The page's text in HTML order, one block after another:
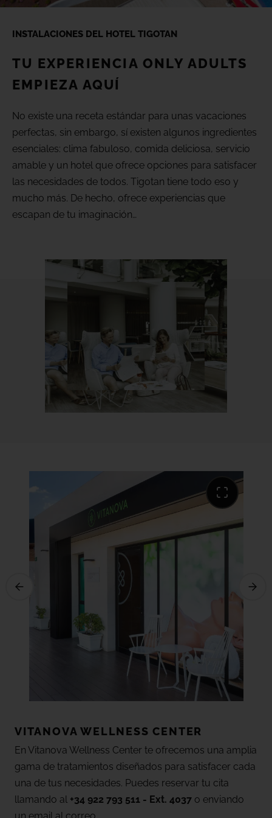
Playa de
Américas,
Tenerife
VER TODOS LOS HOTELES Y
Galería
Ubicación
FAQ
INSTALACIONES DEL HOTEL TIGOTAN
TU EXPERIENCIA ONLY ADULTS
EMPIEZA AQUÍ
No existe una receta estándar para unas vacaciones
perfectas, sin embargo, sí existen algunos ingredientes
esenciales: clima fabuloso, comida deliciosa, servicio
amable y un hotel que ofrece opciones para satisfacer
las necesidades de todos. Tigotan tiene todo eso y
mucho más. De hecho, ofrece experiencias que
escapan de tu imaginación…
VITANOVA WELLNESS CENTER
En Vitanova Wellness Center te ofrecemos una amplia
gama de tratamientos diseñados para satisfacer cada
una de tus necesidades. Puedes reservar tu cita
llamando al +34 922 793 511 - Ext. 4037 o enviando